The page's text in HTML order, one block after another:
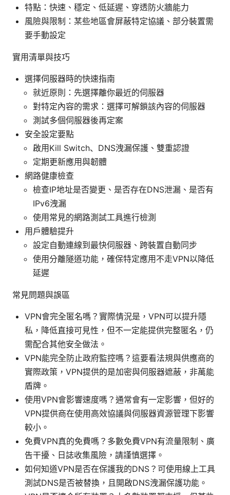
特點：快速、穩定、低延遲、穿透防火牆能力
風險與限制：某些地區會屏蔽特定協議、部分裝置需
要手動設定
實用清單與技巧
選擇伺服器時的快速指南
就近原則：先選擇離你最近的伺服器
對特定內容的需求：選擇可解鎖該內容的伺服器
測試多個伺服器後再定案
安全設定要點
啟用Kill Switch、DNS洩漏保護、雙重認證
定期更新應用與韌體
網路健康檢查
檢查IP地址是否變更、是否存在DNS泄漏、是否有
IPv6洩漏
使用常見的網路測試工具進行檢測
用户體驗提升
設定自動連線到最快伺服器、跨裝置自動同步
使用分離隧道功能，確保特定應用不走VPN以降低
延遲
常見問題與誤區
VPN會完全匿名嗎？實際情況是，VPN可以提升隱
私，降低直接可見性，但不一定能提供完整匿名，仍
需配合其他安全做法。
VPN能完全防止政府監控嗎？這要看法規與供應商的
實際政策，VPN提供的是加密與伺服器遮蔽，非萬能
盾牌。
使用VPN會影響速度嗎？通常會有一定影響，但好的
VPN提供商在使用高效協議與伺服器資源管理下影響
較小。
免費VPN真的免費嗎？多數免費VPN有流量限制、廣
告干擾、日誌收集風險，請謹慎選擇。
如何知道VPN是否在保護我的DNS？可使用線上工具
測試DNS是否被替換，且開啟DNS洩漏保護功能。